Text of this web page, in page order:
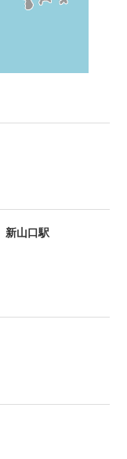
新山口駅